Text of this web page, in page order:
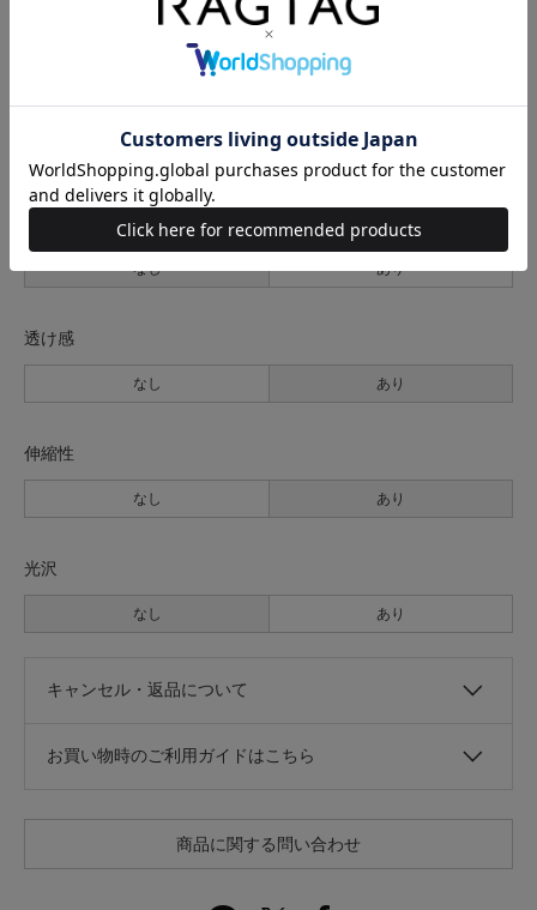
生地の厚さ
普通
なし あり
透け感
なし あり
伸縮性
なし あり
光沢
なし あり
キャンセル・返品について
お買い物時のご利用ガイドはこちら
商品に関する問い合わせ